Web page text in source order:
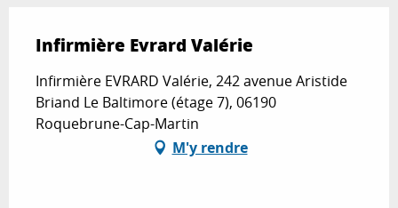
Infirmière Evrard Valérie
Infirmière EVRARD Valérie, 242 avenue Aristide
Briand Le Baltimore (étage 7), 06190
Roquebrune-Cap-Martin
M'y rendre